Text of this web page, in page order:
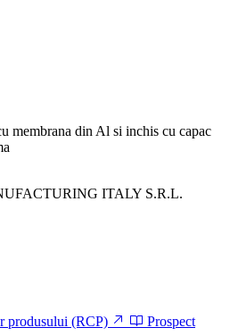
membrana din Al si inchis cu capac
ITALY S.R.L.
produsului (RCP)
Prospect